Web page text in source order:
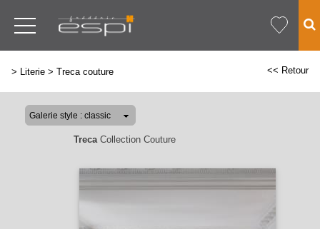
> Literie > Treca couture << Retour
TrecaCollection Couture